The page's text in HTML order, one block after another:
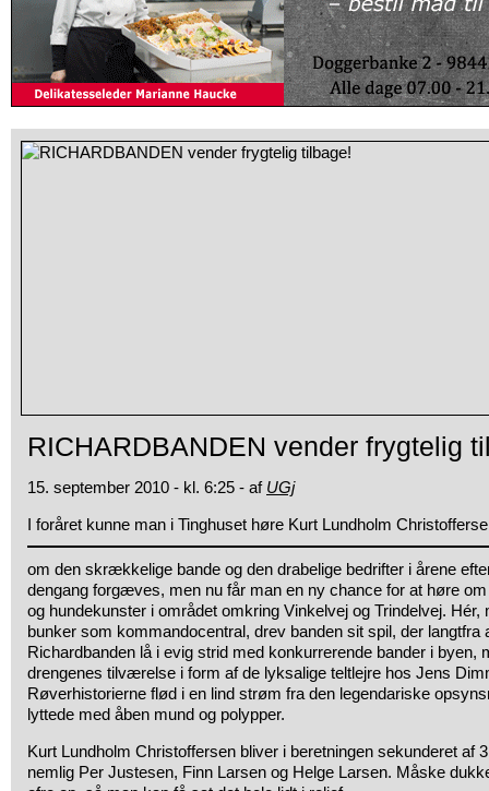
RICHARDBANDEN vender frygtelig
15. september 2010 - kl. 6:25 - af UGj
I foråret kunne man i Tinghuset høre Kurt Lundholm
om den skrækkelige bande og den drabelige bedrifter i årene
dengang forgæves, men nu får man en ny chance for at høre
og hundekunster i området omkring Vinkelvej og Trindelvej. Hér,
bunker som kommandocentral, drev banden sit spil, der langtfra
Richardbanden lå i evig strid med konkurrerende bander i byen,
drengenes tilværelse i form af de lyksalige teltlejre hos Jens
Røverhistorierne flød i en lind strøm fra den legendariske
lyttede med åben mund og polypper.
Kurt Lundholm Christoffersen bliver i beretningen sekunderet af
nemlig Per Justesen, Finn Larsen og Helge Larsen. Måske